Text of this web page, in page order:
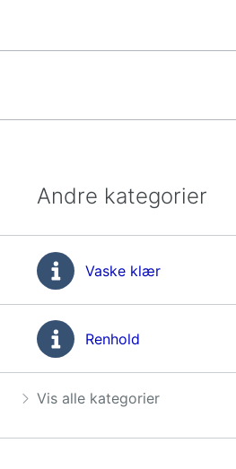
Andre kategorier
Vaske klær
Renhold
Vis alle kategorier